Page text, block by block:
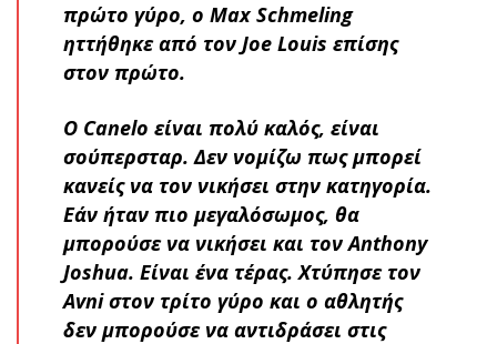
πρώτο γύρο, ο Max Schmeling
ηττήθηκε από τον Joe Louis επίσης
στον πρώτο.
Ο Canelo είναι πολύ καλός, είναι
σούπερσταρ. Δεν νομίζω πως μπορεί
κανείς να τον νικήσει στην κατηγορία.
Εάν ήταν πιο μεγαλόσωμος, θα
μπορούσε να νικήσει και τον Anthony
Joshua. Είναι ένα τέρας. Χτύπησε τον
Avni στον τρίτο γύρο και ο αθλητής
δεν μπορούσε να αντιδράσει στις